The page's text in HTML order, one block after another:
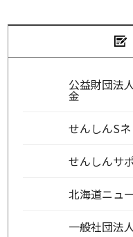
公益財団法
金
せんしんS
せんしんサ
北海道ニュ
一般社団法